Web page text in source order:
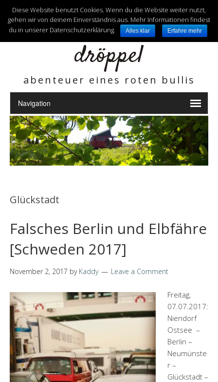
unterwegs mit
dröppel
abenteuer eines roten bullis
Glückstadt
Falsches Berlin und Elbfähre
[Schweden 2017]
November 2, 2017 by Kaddy Leave a Comment
Freitag,
07.07.2017:
Niendorf
Ostsee –
Berlin –
Neumünste
r –
Glückstadt –
Diese Website benutzt Cookies. Wenn du die Website weiter nutzt,
gehen wir von deinem Einverständnis aus. Mehr Informationen findest
du in unserer Datenschutzerklärung.
Alles klar Erfahre mehr